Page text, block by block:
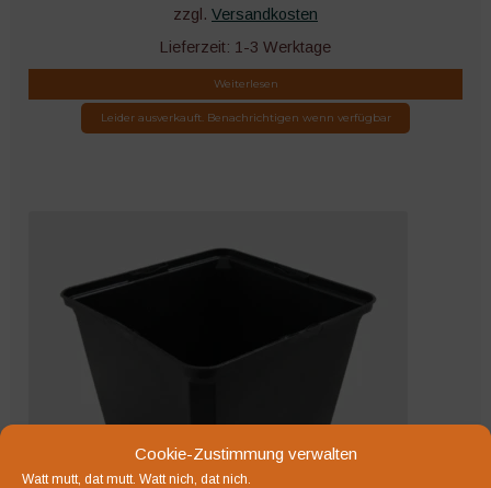
Cookie-Zustimmung verwalten
Watt mutt, dat mutt. Watt nich, dat nich.
zzgl. Versandkosten
Lieferzeit: 1-3 Werktage
Weiterlesen
Leider ausverkauft. Benachrichtigen wenn verfügbar